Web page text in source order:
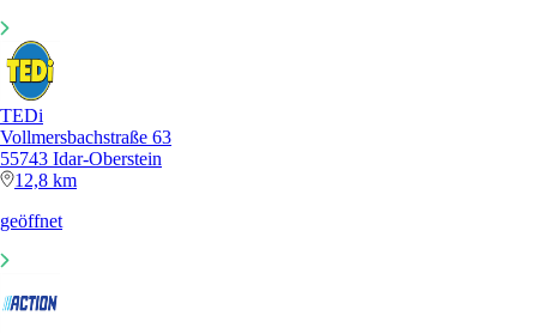
TEDi
Vollmersbachstraße 63
55743 Idar-Oberstein
12,8 km
geöffnet